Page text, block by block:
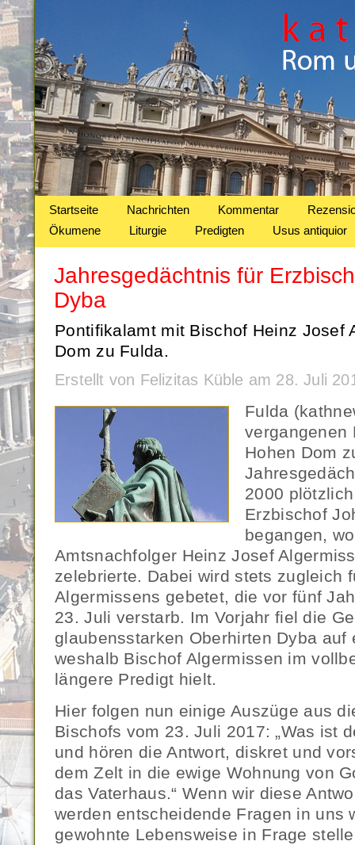
Startseite Nachrichten Kommentar
Ökumene
Liturgie Predigten Usus antiquior
Jahresgedächtnis für
Dyba
Pontifikalamt mit Bischof Heinz Josef
Dom zu Fulda.
Erstellt von Felizitas Küble am 28. Juli
Fulda
vergangenen
Hohen Dom
2000
Erzbischof
begangen,
Amtsnachfolger Heinz Josef
zelebrierte. Dabei wird stets zugleich
Algermissens gebetet, die vor fünf
23. Juli verstarb. Im Vorjahr fiel die
glaubensstarken Oberhirten Dyba auf
weshalb Bischof Algermissen im
längere Predigt hielt.
Hier folgen nun einige Auszüge aus
Bischofs vom 23. Juli 2017: „Was ist
und hören die Antwort, diskret und
dem Zelt in die ewige Wohnung von
das Vaterhaus.“ Wenn wir diese
werden entscheidende Fragen in uns
gewohnte Lebensweise in Frage